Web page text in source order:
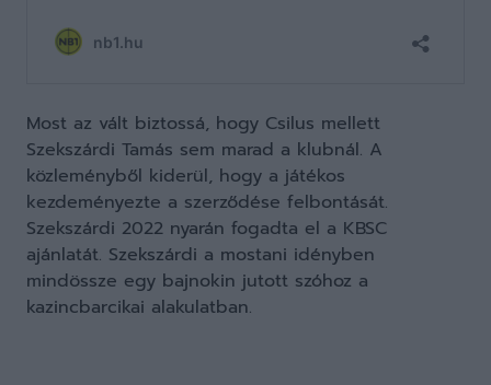
Most az vált biztossá, hogy Csilus mellett
Szekszárdi Tamás sem marad a klubnál. A
közleményből kiderül, hogy a játékos
kezdeményezte a szerződése felbontását.
Szekszárdi 2022 nyarán fogadta el a KBSC
ajánlatát. Szekszárdi a mostani idényben
mindössze egy bajnokin jutott szóhoz a
kazincbarcikai alakulatban.